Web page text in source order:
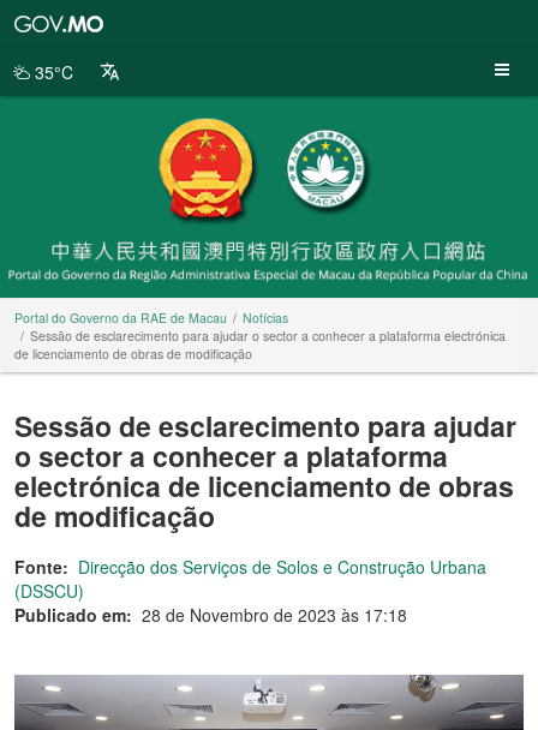
da
35°C
Portal do Governo da RAE de Macau
Notícias
Sessão de esclarecimento para ajudar o sector a conhecer a plataforma electrónica
de licenciamento de obras de modificação
Sessão de esclarecimento para ajudar
o sector a conhecer a plataforma
electrónica de licenciamento de obras
de modificação
Fonte: Direcção dos Serviços de Solos e Construção Urbana
(DSSCU)
Publicado em: 28 de Novembro de 2023 às 17:18